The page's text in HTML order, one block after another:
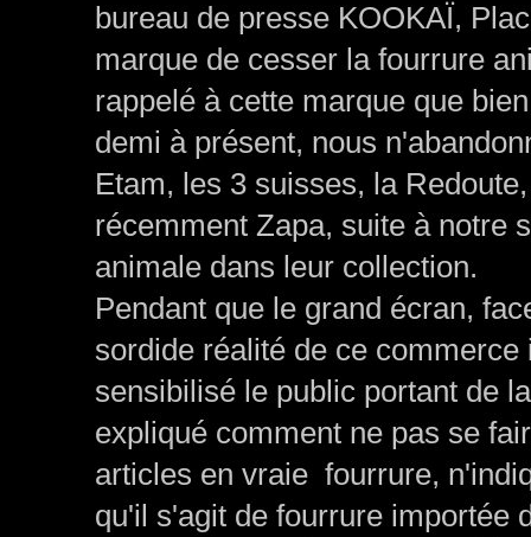
bureau de presse KOOKAÏ,
marque de cesser la fourrure
rappelé à cette marque que
demi à présent, nous
Etam, les 3 suisses, la
récemment Zapa, suite à notre
animale dans leur collection.
Pendant que le grand écran,
sordide réalité de ce
sensibilisé le public portant de
expliqué comment ne pas se
articles en vraie fourrure,
qu'il s'agit de fourrure importée